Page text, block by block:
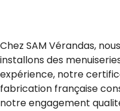
Chez SAM Vérandas,
installons des
expérience, notre
fabrication française
notre engagement